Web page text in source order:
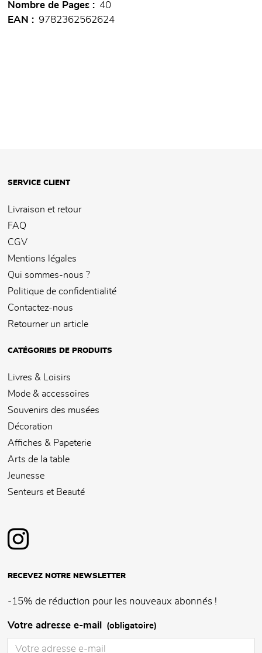
Nombre de Pages
40
EAN
9782362562624
SERVICE CLIENT
Livraison et retour
FAQ
CGV
Mentions légales
Qui sommes-nous ?
Politique de confidentialité
Contactez-nous
Retourner un article
CATÉGORIES DE PRODUITS
Livres & Loisirs
Mode & accessoires
Souvenirs des musées
Décoration
Affiches & Papeterie
Arts de la table
Jeunesse
Senteurs et Beauté
RECEVEZ NOTRE NEWSLETTER
-15% de réduction pour les nouveaux abonnés !
Votre adresse e-mail (obligatoire)